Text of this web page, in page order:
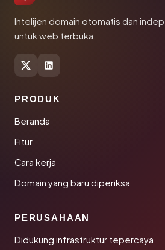
Intelijen domain otomatis dan
untuk web terbuka.
PRODUK
Beranda
Fitur
Cara kerja
Domain yang baru diperiksa
PERUSAHAAN
Didukung infrastruktur tepercaya